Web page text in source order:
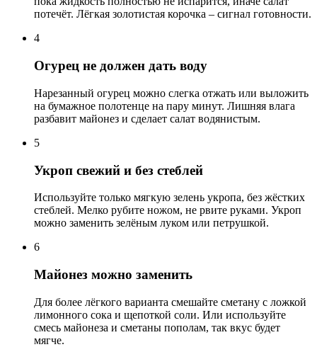
потечёт. Лёгкая золотистая корочка – сигнал готовности.
4
Огурец не должен дать воду
Нарезанный огурец можно слегка отжать или выложить
на бумажное полотенце на пару минут. Лишняя влага
разбавит майонез и сделает салат водянистым.
5
Укроп свежий и без стеблей
Используйте только мягкую зелень укропа, без жёстких
стеблей. Мелко рубите ножом, не рвите руками. Укроп
можно заменить зелёным луком или петрушкой.
6
Майонез можно заменить
Для более лёгкого варианта смешайте сметану с ложкой
лимонного сока и щепоткой соли. Или используйте
смесь майонеза и сметаны пополам, так вкус будет
мягче.